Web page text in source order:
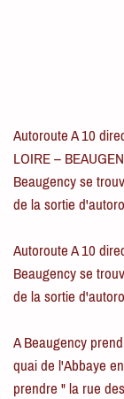
Autoroute A 10
LOIRE –
Beaugency se
de la sortie
Autoroute A 10
Beaugency se
de la sortie
A Beaugency
quai de l'Abbaye
prendre " la rue